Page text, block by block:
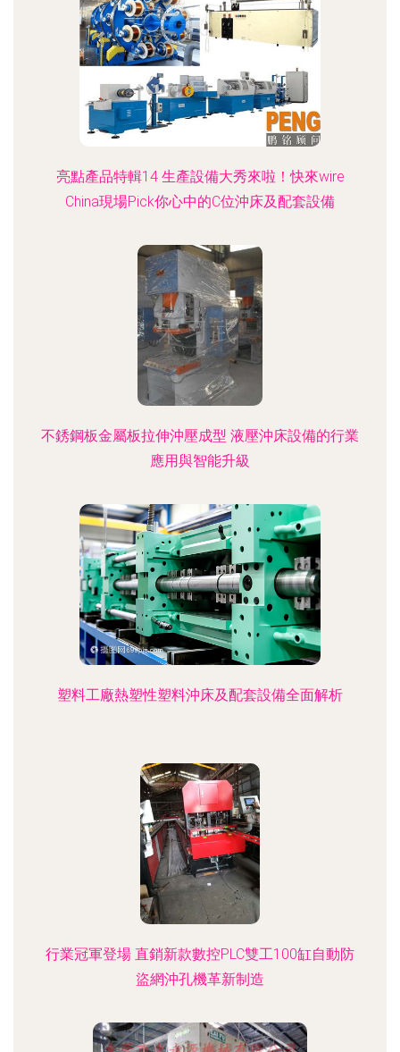
亮點產品特輯14 生產設備大秀來啦！快來wire
China現場Pick你心中的C位沖床及配套設備
不銹鋼板金屬板拉伸沖壓成型 液壓沖床設備的行業
應用與智能升級
塑料工廠熱塑性塑料沖床及配套設備全面解析
行業冠軍登場 直銷新款數控PLC雙工100缸自動防
盜網沖孔機革新制造